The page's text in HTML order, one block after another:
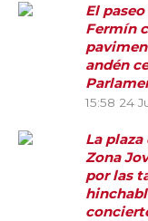
El
Fermín
andén
15:58 24
La
Zona
por las